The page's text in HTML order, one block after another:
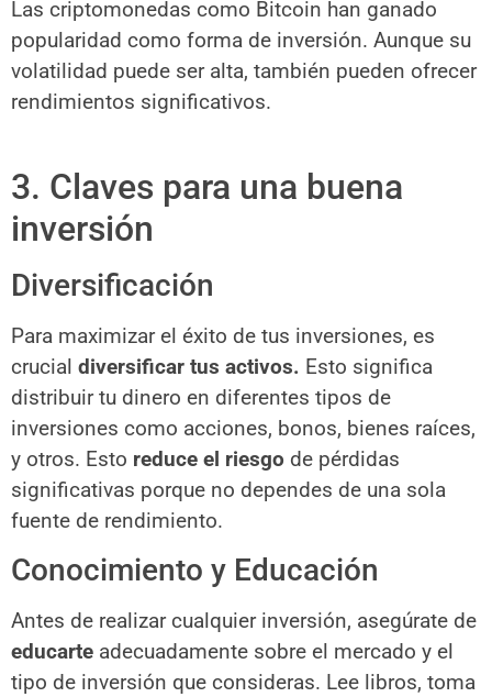
Las criptomonedas como Bitcoin han ganado
popularidad como forma de inversión. Aunque su
volatilidad puede ser alta, también pueden ofrecer
rendimientos significativos.
3. Claves para una buena
inversión
Diversificación
Para maximizar el éxito de tus inversiones, es
crucial diversificar tus activos. Esto significa
distribuir tu dinero en diferentes tipos de
inversiones como acciones, bonos, bienes raíces,
y otros. Esto reduce el riesgo de pérdidas
significativas porque no dependes de una sola
fuente de rendimiento.
Conocimiento y Educación
Antes de realizar cualquier inversión, asegúrate de
educarte adecuadamente sobre el mercado y el
tipo de inversión que consideras. Lee libros, toma